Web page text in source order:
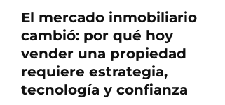
El mercado inmobiliario
cambió: por qué hoy
vender una propiedad
requiere estrategia,
tecnología y confianza